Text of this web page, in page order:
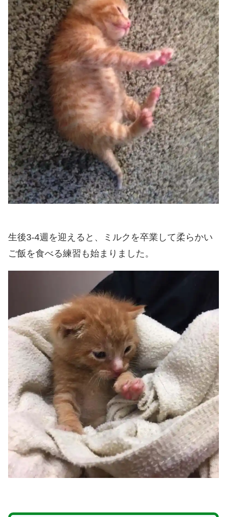
生後3-4週を迎えると、ミルクを卒業して柔らかい
ご飯を食べる練習も始まりました。